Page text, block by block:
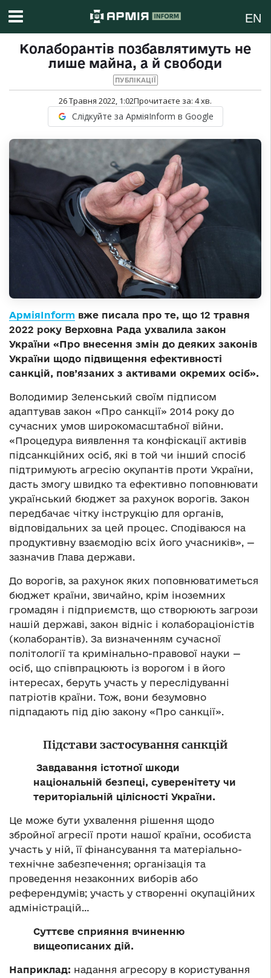
EN
Колаборантів позбавлятимуть не
лише майна, а й свободи
ПУБЛІКАЦІЇ
26 Травня 2022, 1:02Прочитаєте за: 4хв.
Слідкуйте за АрміяInform в Google
АрміяInform вже писала про те, що 12 травня
2022 року Верховна Рада ухвалила закон
України «Про внесення змін до деяких законів
України щодо підвищення ефективності
санкцій, пов’язаних з активами окремих осіб».
Володимир Зеленський своїм підписом
адаптував закон «Про санкції» 2014 року до
сучасних умов широкомасштабної війни.
«Процедура виявлення та конфіскації активів
підсанкційних осіб, які в той чи інший спосіб
підтримують агресію окупантів проти України,
дасть змогу швидко та ефективно поповнювати
український бюджет за рахунок ворогів. Закон
передбачає чітку інструкцію для органів,
відповідальних за цей процес. Сподіваюся на
продуктивну взаємодію всіх його учасників», —
зазначив Глава держави.
До ворогів, за рахунок яких поповнюватиметься
бюджет країни, звичайно, крім іноземних
громадян і підприємств, що створюють загрози
нашій державі, закон відніс і колабораціоністів
(колаборантів). За визначенням сучасної
політології та кримінально-правової науки —
осіб, що співпрацюють із ворогом і в його
інтересах, беруть участь у переслідуванні
патріотів країни. Тож, вони безумовно
підпадають під дію закону «Про санкції».
Підстави застосування санкцій
Завдавання істотної шкоди
національній безпеці, суверенітету чи
територіальній цілісності України.
Це може бути ухвалення рішення щодо
збройної агресії проти нашої країни, особиста
участь у ній, її фінансування та матеріально-
технічне забезпечення; організація та
проведення незаконних виборів або
референдумів; участь у створенні окупаційних
адміністрацій…
Суттєве сприяння вчиненню
вищеописаних дій.
Наприклад: надання агресору в користування